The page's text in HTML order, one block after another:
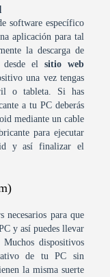
software específico
aplicación para tal
la descarga de
desde elsitio web
una vez tengas
o tableta. Si has
a tu PC deberás
mediante un cable
para ejecutar
y así finalizar el
necesarios para que
y así puedes llevar
dispositivos
de tu PC sin
la misma suerte